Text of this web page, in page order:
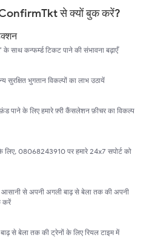
ConfirmTkt से क्यों बुक करें?
साथ कन्फर्म्ड टिकट पाने की संभावना बढ़ाएँ
भुगतान विकल्पों का लाभ उठायें
पाने के लिए हमारे फ़्री कैंसलेशन फ़ीचर का विकल्प
लिए, 08068243910 पर हमारे 24x7 सपोर्ट को
से अपनी अगली बाढ़ से बेला तक की अपनी
करें
से बेला तक की ट्रेनों के लिए रियल टाइम में